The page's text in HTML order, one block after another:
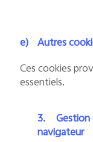
e) Autres
Ces cookies
essentiels.
3.
navigateur